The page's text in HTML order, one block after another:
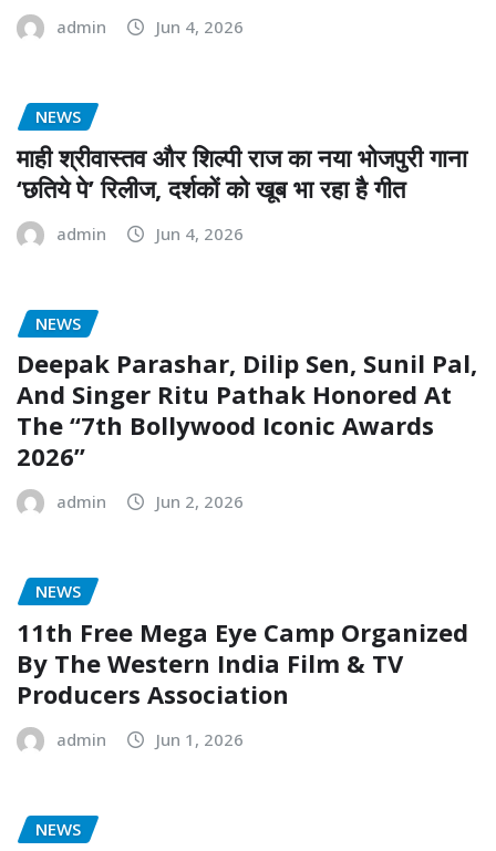
admin Jun 4, 2026
NEWS
माही श्रीवास्तव और शिल्पी राज का नया भोजपुरी गाना
‘छतिये पे’ रिलीज, दर्शकों को खूब भा रहा है गीत
admin Jun 4, 2026
NEWS
Deepak Parashar, Dilip Sen, Sunil Pal,
And Singer Ritu Pathak Honored At
The “7th Bollywood Iconic Awards
2026”
admin Jun 2, 2026
NEWS
11th Free Mega Eye Camp Organized
By The Western India Film & TV
Producers Association
admin Jun 1, 2026
NEWS